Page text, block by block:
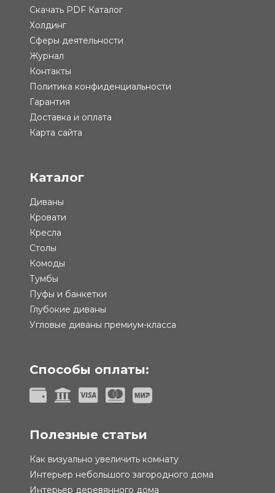
Скачать PDF Каталог
Холдинг
Сферы деятельности
Журнал
Контакты
Политика конфиденциальности
Гарантия
Доставка и оплата
Карта сайта
Каталог
Диваны
Кровати
Кресла
Столы
Комоды
Тумбы
Пуфы и банкетки
Глубокие диваны
Угловые диваны премиум-класса
Способы оплаты:
Полезные статьи
Как визуально увеличить комнату
Интерьер небольшого загородного дома
Интерьер деревянного дома